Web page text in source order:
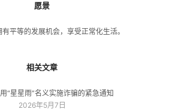
愿景
平等的发展机会，享受正常化生活。
相关文章
“星星雨”名义实施诈骗的紧急通知
2026年5月7日